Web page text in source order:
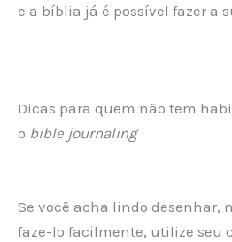
e a bíblia já é possível fazer a
Dicas para quem não tem
o bible journaling
Se você acha lindo desenhar,
faze-lo facilmente, utilize seu